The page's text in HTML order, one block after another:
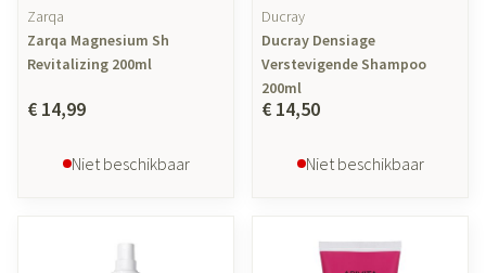
Zarqa
Zarqa Magnesium Sh
Revitalizing 200ml
€ 14,99
Niet beschikbaar
Ducray
Ducray Densiage
Verstevigende Shampoo
200ml
€ 14,50
Niet beschikbaar